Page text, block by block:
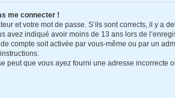
me connecter !
et votre mot de passe. S’ils sont corrects, il y a
avez indiqué avoir moins de 13 ans lors de
compte soit activée par vous-même ou par un
peut que vous ayez fourni une adresse